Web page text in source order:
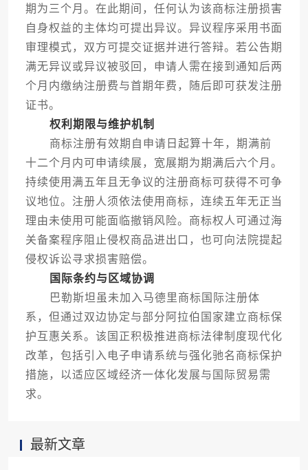
期为三个月。在此期间，任何认为该商标注册损害
自身权益的主体均可提出异议。异议程序采用书面
审理模式，双方可提交证据并进行答辩。若公告期
满无异议或异议被驳回，申请人需在接到通知后两
个月内缴纳注册费与首期年费，随后即可获发注册
证书。
权利期限与维护机制
商标注册有效期自申请日起算十年，期满前
十二个月内可申请续展，宽展期为期满后六个月。
持续使用满五年且无争议的注册商标可获得不可争
议地位。注册人须依法使用商标，连续五年无正当
理由未使用可能面临撤销风险。商标权人可通过海
关备案程序阻止侵权商品进出口，也可向法院提起
侵权诉讼寻求损害赔偿。
国际条约与区域协调
巴勒斯坦虽未加入马德里商标国际注册体
系，但通过双边协定与部分阿拉伯国家建立商标保
护互惠关系。该国正积极推进商标法律制度现代化
改革，包括引入电子申请系统与强化驰名商标保护
措施，以适应区域经济一体化发展与国际贸易需
求。
最新文章